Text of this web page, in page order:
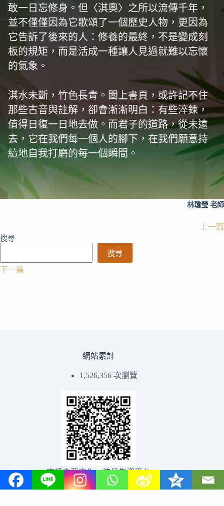
敢一日忘修身。但〈淇奧〉之所以流傳千年，
並不僅僅因為它歌頌了一個歷史人物，更因為
它告訴了後來的人：修養的最終，不是變成刻
板的規矩，而是活成一種讓人見過就難以忘懷
的氣象。
淇水未斷，竹色長青。闔上書頁，或許記不住
那些古音與註解，卻會漸漸明白：有些淬鍊，
值得日復一日地去做。而君子的道路，從未遠
去，它在我們每一個人的腳下，在我們願意持
續地自我打磨的每一個瞬間。
林瓊瑩 老師
上一篇
搜尋
搜尋
下一篇
網站累計
1,526,356 次瀏覽
守護中華文化→挖貝集資平台
版權所有 © 2026 中讀網